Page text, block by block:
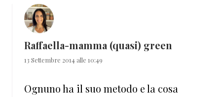
Raffaella-mamma (quasi) green
13 Settembre 2014 alle 10:49
Ognuno ha il suo metodo e la cosa